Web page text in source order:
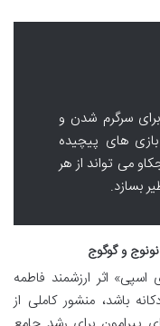
سرگرم شدن و
بازی های پیچیده
می تواند از هر
بسازد.
و گوگوج
و گوگوج ۱: خانه ی اسپی» اثر ارزشمند فاطمه
باشد، منشور کاملی از